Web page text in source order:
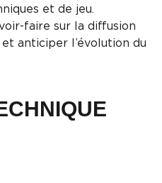
et de jeu.
faire sur la diffusion
anticiper l’évolution du